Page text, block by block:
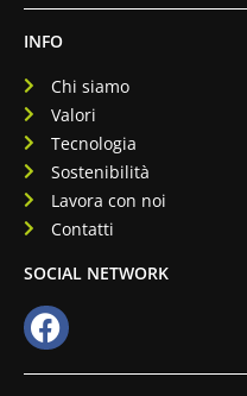
INFO
Chi siamo
Valori
Tecnologia
Sostenibilità
Lavora con noi
Contatti
SOCIAL NETWORK